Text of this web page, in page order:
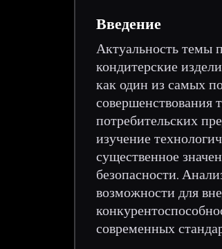
Введение
Актуальность темы
кондитерские
как один из самых
совершенствования
потребительских
изучение
существенное
безопасности.
возможности для
современных